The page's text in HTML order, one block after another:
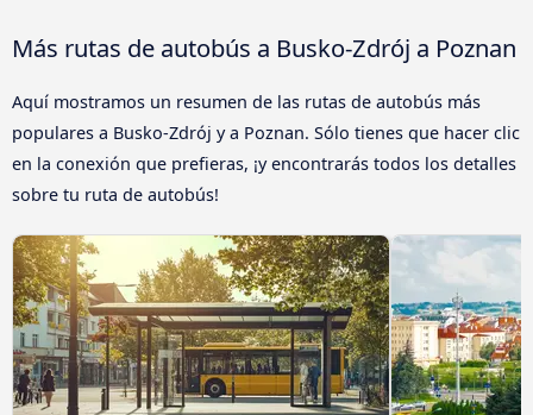
Más rutas de autobús a Busko-Zdrój a Poznan
Aquí mostramos un resumen de las rutas de autobús más
populares a Busko-Zdrój y a Poznan. Sólo tienes que hacer clic
en la conexión que prefieras, ¡y encontrarás todos los detalles
sobre tu ruta de autobús!